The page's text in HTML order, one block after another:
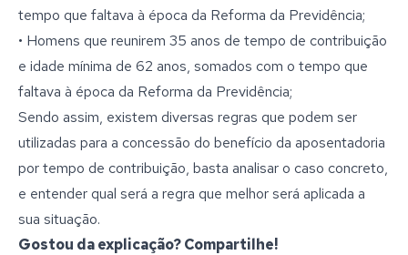
tempo que faltava à época da Reforma da Previdência;
• Homens que reunirem 35 anos de tempo de contribuição
e idade mínima de 62 anos, somados com o tempo que
faltava à época da Reforma da Previdência;
Sendo assim, existem diversas regras que podem ser
utilizadas para a concessão do benefício da aposentadoria
por tempo de contribuição, basta analisar o caso concreto,
e entender qual será a regra que melhor será aplicada a
sua situação.
Gostou da explicação? Compartilhe!